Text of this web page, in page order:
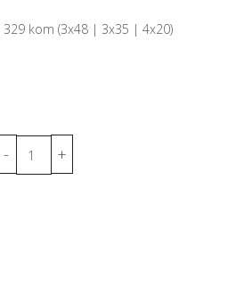
329 kom (3x48 | 3x35 | 4x20)